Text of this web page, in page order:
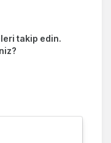
takip edin.